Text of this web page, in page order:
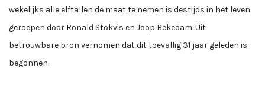
wekelijks alle elftallen de maat te nemen is destijds in het leven
geroepen door Ronald Stokvis en Joop Bekedam. Uit
betrouwbare bron vernomen dat dit toevallig 31 jaar geleden is
begonnen.